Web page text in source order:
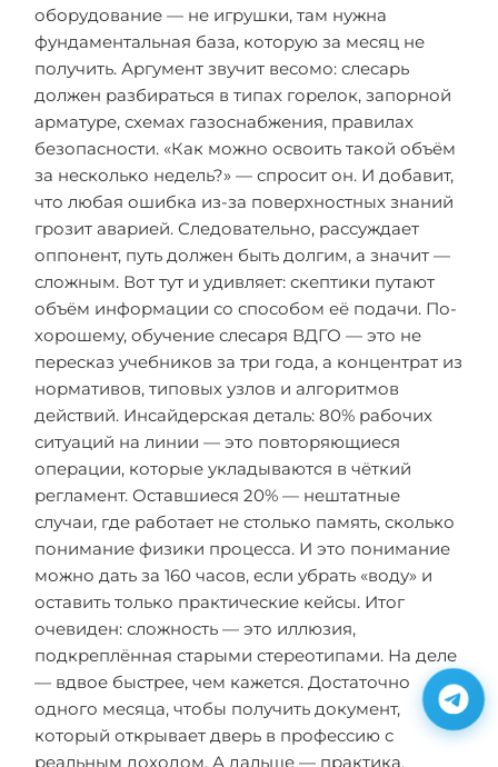
оборудование — не игрушки, там нужна
фундаментальная база, которую за месяц не
получить. Аргумент звучит весомо: слесарь
должен разбираться в типах горелок, запорной
арматуре, схемах газоснабжения, правилах
безопасности. «Как можно освоить такой объём
за несколько недель?» — спросит он. И добавит,
что любая ошибка из-за поверхностных знаний
грозит аварией. Следовательно, рассуждает
оппонент, путь должен быть долгим, а значит —
сложным. Вот тут и удивляет: скептики путают
объём информации со способом её подачи. По-
хорошему, обучение слесаря ВДГО — это не
пересказ учебников за три года, а концентрат из
нормативов, типовых узлов и алгоритмов
действий. Инсайдерская деталь: 80% рабочих
ситуаций на линии — это повторяющиеся
операции, которые укладываются в чёткий
регламент. Оставшиеся 20% — нештатные
случаи, где работает не столько память, сколько
понимание физики процесса. И это понимание
можно дать за 160 часов, если убрать «воду» и
оставить только практические кейсы. Итог
очевиден: сложность — это иллюзия,
подкреплённая старыми стереотипами. На деле
— вдвое быстрее, чем кажется. Достаточно
одного месяца, чтобы получить документ,
который открывает дверь в профессию с
реальным доходом. А дальше — практика,